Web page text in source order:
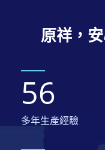
原祥，
56
多年生產經驗